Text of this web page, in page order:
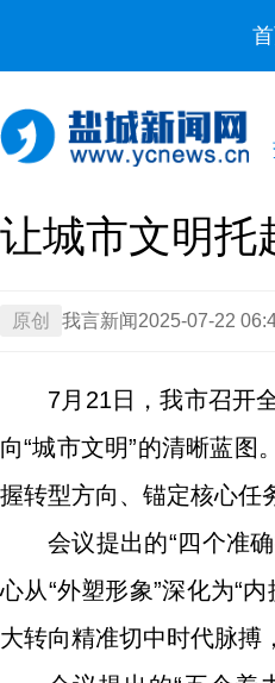
让城市文明托
原创 我言新闻 2025-07-22
7月21日，我市召开
向“城市文明”的清晰蓝图
握转型方向、锚定核心任
会议提出的“四个准
心从“外塑形象”深化为“
大转向精准切中时代脉搏